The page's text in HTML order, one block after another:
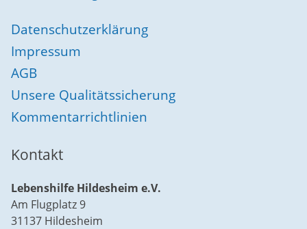
Datenschutzerklärung
Impressum
AGB
Unsere Qualitätssicherung
Kommentarrichtlinien
Kontakt
Lebenshilfe Hildesheim e.V.
Am Flugplatz 9
31137 Hildesheim